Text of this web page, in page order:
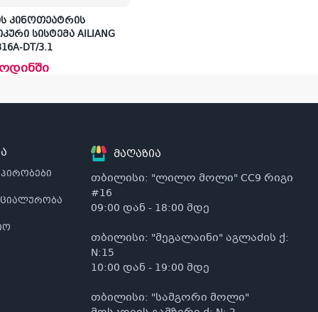
კინოთეატრის
სისტემა AILIANG
DT/3.1
მაღაზია
თბილისი: "ლილო მოლი" CC9 რიგი
#16
09:00 დან - 18:00 მდე
თბილისი: "მეგალაინი" აგლაძის ქ:
N:15
10:00 დან - 19:00 მდე
თბილისი: "სამგორი მოლი"